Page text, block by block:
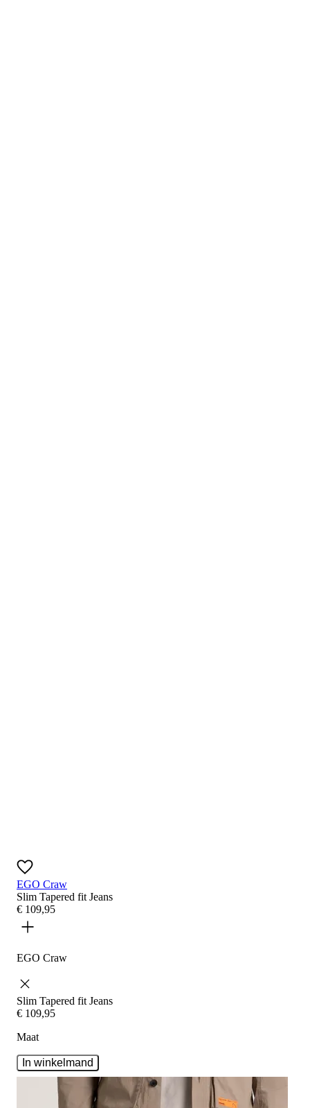
EGO Craw
Slim Tapered fitJeans
€ 109,95
EGO Craw
Slim Tapered fitJeans
€ 109,95
Maat
In winkelmand